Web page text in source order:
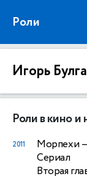
Роли
Игорь
Роли в кино и
2011 Морпехи
Сериал
Вторая